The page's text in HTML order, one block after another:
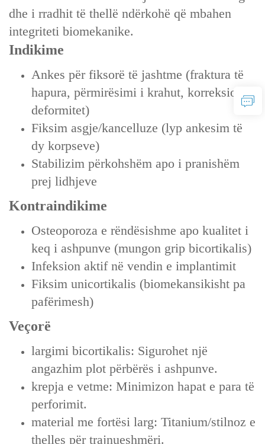
dhe i rradhit të thellë ndërkohë që mbahen
integriteti biomekanike.
Indikime‌
Ankes për fiksorë të jashtme (fraktura të
hapura, përmirësimi i krahut, korreksion
deformitet)
Fiksim asgje/kancelluze (lyp ankesim të
dy korpseve)
Stabilizim përkohshëm apo i pranishëm
prej lidhjeve
Kontraindikime‌
Osteoporoza e rëndësishme apo kualitet i
keq i ashpunve (mungon grip bicortikalis)
Infeksion aktif në vendin e implantimit
Fiksim unicortikalis (biomekansikisht pa
pafërimesh)
Veçorë
largimi bicortikalis: Sigurohet një
angazhim plot përbërës i ashpunve.
krepja e vetme: Minimizon hapat e para të
perforimit.
material me fortësi larg: Titanium/stilnoz e
thelles për trajnueshmëri.